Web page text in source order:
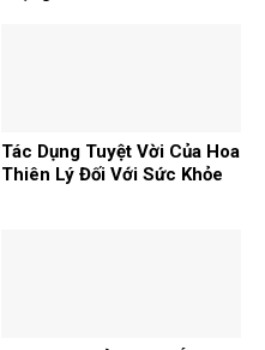
Tác Dụng Tuyệt Vời Của Hoa
Thiên Lý Đối Với Sức Khỏe